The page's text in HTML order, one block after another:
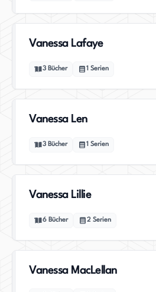
Vanessa Lafaye
3 Bücher 1 Serien
Vanessa Len
3 Bücher 1 Serien
Vanessa Lillie
6 Bücher 2 Serien
Vanessa MacLellan